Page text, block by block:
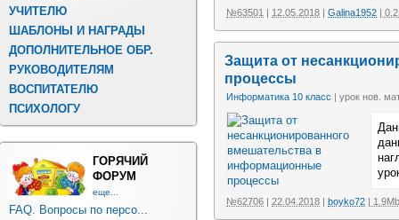
УЧИТЕЛЮ
ШАБЛОНЫ И НАГРАДЫ
ДОПОЛНИТЕЛЬНОЕ ОБР.
РУКОВОДИТЕЛЯМ
ВОСПИТАТЕЛЮ
ПСИХОЛОГУ
ГОРЯЧИЙ
ФОРУМ
еще...
FAQ. Вопросы по персо...
№63501 | 12.05.2018 | Galina1952 |
Защита от
процессы
Информатика 10 класс | урок нов.
№62706 | 22.04.2018 | boyko72 | 1.9Mb